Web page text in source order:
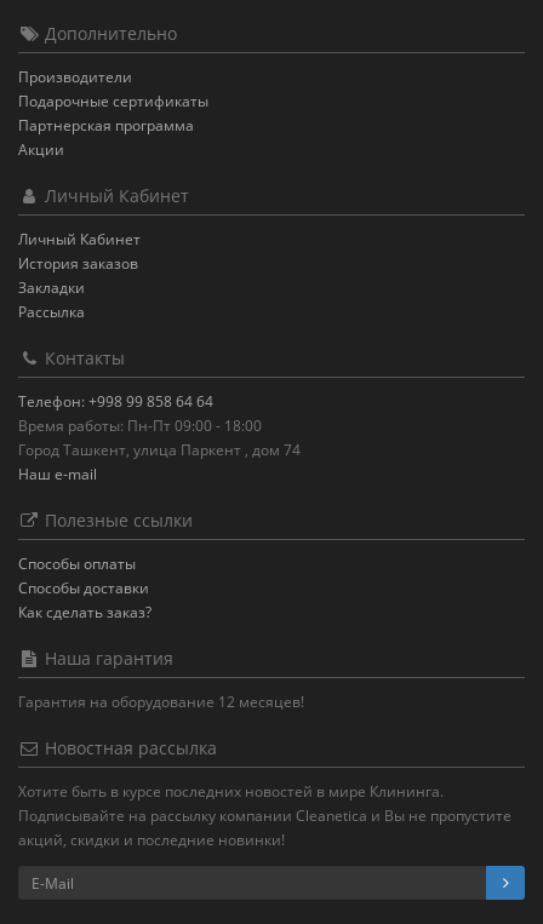
Дополнительно
Производители
Подарочные сертификаты
Партнерская программа
Акции
Личный Кабинет
Личный Кабинет
История заказов
Закладки
Рассылка
Контакты
Телефон: +998 99 858 64 64
Время работы: Пн-Пт 09:00 - 18:00
Город Ташкент, улица Паркент , дом 74
Наш e-mail
Полезные ссылки
Способы оплаты
Способы доставки
Как сделать заказ?
Наша гарантия
Гарантия на оборудование 12 месяцев!
Новостная рассылка
Хотите быть в курсе последних новостей в мире Клининга.
Подписывайте на рассылку компании Cleanetica и Вы не пропустите
акций, скидки и последние новинки!